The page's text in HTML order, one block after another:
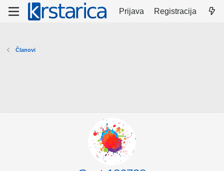
Prijava Registracija
Članovi